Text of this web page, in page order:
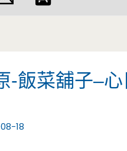
-飯菜舖子–
18